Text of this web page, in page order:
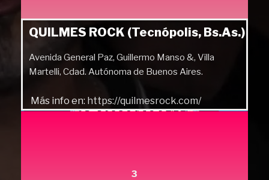
QUILMES ROCK (Tecnópolis, Bs.As.)
Avenida General Paz, Guillermo Manso &, Villa
Martelli, Cdad. Autónoma de Buenos Aires.
Más info en: https://quilmesrock.com/
3